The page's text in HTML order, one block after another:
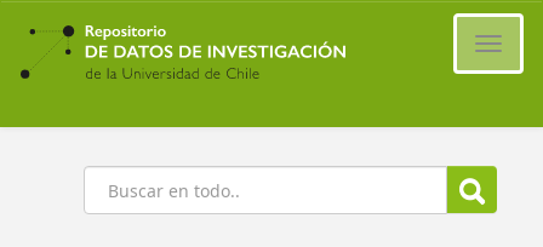
Ir
contenido
principal
Buscar